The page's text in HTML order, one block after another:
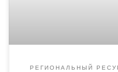
РЕГИОНАЛЬНЫЙ